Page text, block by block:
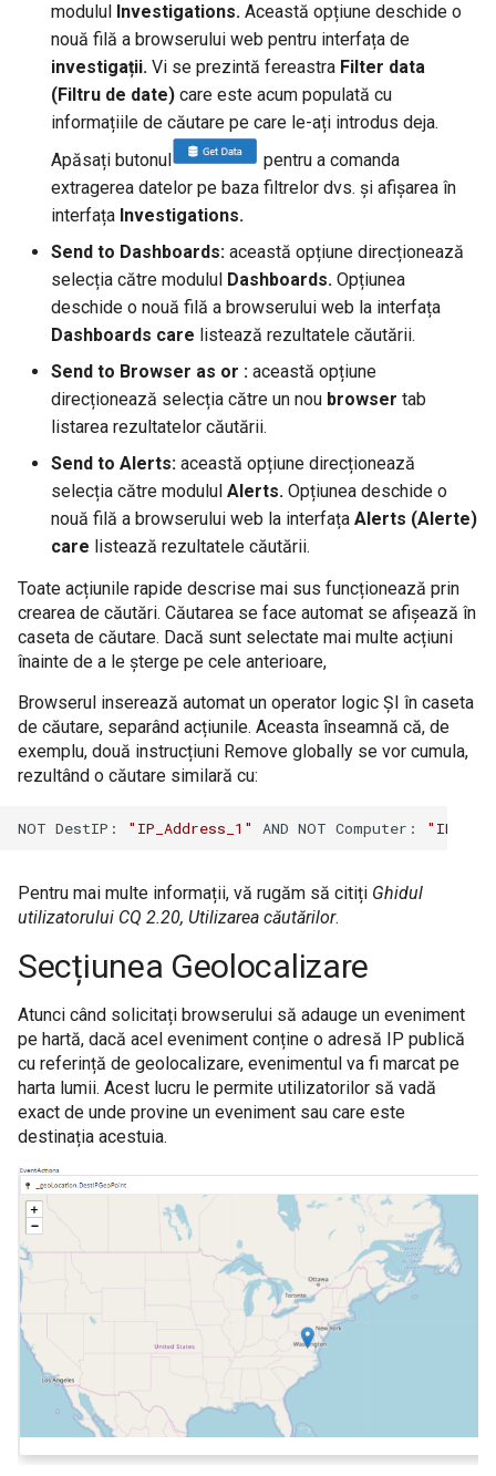
modulul Investigations. Această opțiune deschide o
nouă filă a browserului web pentru interfața de
investigații. Vi se prezintă fereastra Filter data
(Filtru de date) care este acum populată cu
informațiile de căutare pe care le-ați introdus deja.
Apăsați butonul
pentru a comanda
extragerea datelor pe baza filtrelor dvs. și afișarea în
interfața Investigations.
Send to Dashboards: această opțiune direcționează
selecția către modulul Dashboards. Opțiunea
deschide o nouă filă a browserului web la interfața
Dashboards care listează rezultatele căutării.
Send to Browser as or : această opțiune
direcționează selecția către un nou browser tab
listarea rezultatelor căutării.
Send to Alerts: această opțiune direcționează
selecția către modulul Alerts. Opțiunea deschide o
nouă filă a browserului web la interfața Alerts (Alerte)
care listează rezultatele căutării.
Toate acțiunile rapide descrise mai sus funcționează prin
crearea de căutări. Căutarea se face automat se afișează în
caseta de căutare. Dacă sunt selectate mai multe acțiuni
înainte de a le șterge pe cele anterioare,
Browserul inserează automat un operator logic ȘI în caseta
de căutare, separând acțiunile. Aceasta înseamnă că, de
exemplu, două instrucțiuni Remove globally se vor cumula,
rezultând o căutare similară cu:
NOT DestIP: "IP_Address_1" AND NOT Computer:
Pentru mai multe informații, vă rugăm să citiți Ghidul
utilizatorului CQ 2.20, Utilizarea căutărilor.
Secțiunea Geolocalizare
Atunci când solicitați browserului să adauge un eveniment
pe hartă, dacă acel eveniment conține o adresă IP publică
cu referință de geolocalizare, evenimentul va fi marcat pe
harta lumii. Acest lucru le permite utilizatorilor să vadă
exact de unde provine un eveniment sau care este
destinația acestuia.